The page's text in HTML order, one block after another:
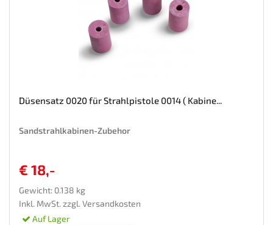
Düsensatz 0020 für Strahlpistole 0014 ( Kabine...
Sandstrahlkabinen-Zubehor
€ 18,-
Gewicht: 0.138 kg
Inkl. MwSt. zzgl. Versandkosten
Auf Lager